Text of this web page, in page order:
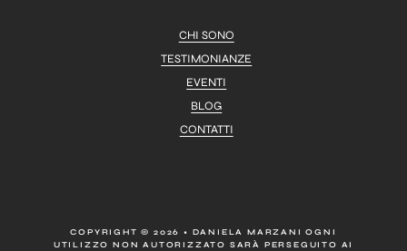
CHI SONO
TESTIMONIANZE
EVENTI
BLOG
CONTATTI
COPYRIGHT © 2026 • DANIELA MARZANI OGNI
UTILIZZO NON AUTORIZZATO SARÀ PERSEGUITO AI